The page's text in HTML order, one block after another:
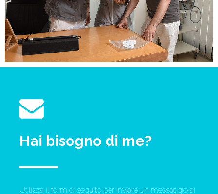
Hai bisogno di me?
Utilizza il form di seguito per inviare un messaggio ai